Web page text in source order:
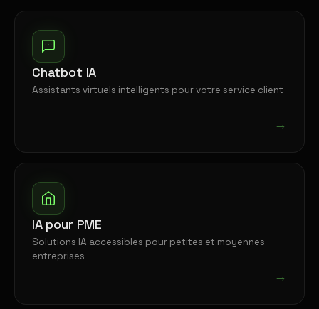
Chatbot IA
Assistants virtuels intelligents pour votre service client
→
IA pour PME
Solutions IA accessibles pour petites et moyennes
entreprises
→